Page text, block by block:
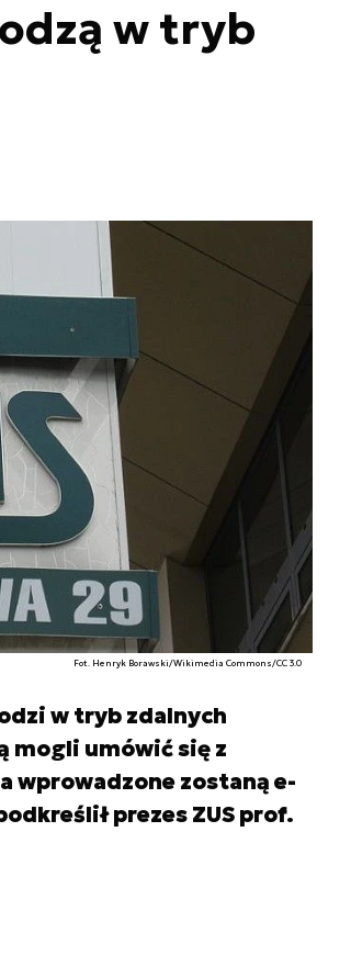
w tryb
Fot. Henryk Borawski/Wikimedia Commons/CC 3.0
w tryb zdalnych
mogli umówić się z
wprowadzone zostaną e-
prezes ZUS prof.